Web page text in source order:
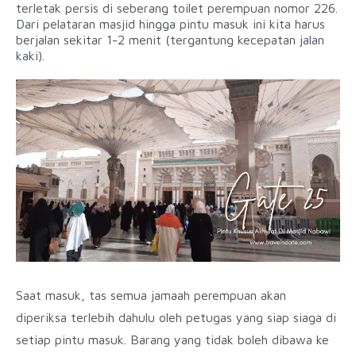
terletak persis di seberang toilet perempuan nomor 226.
Dari pelataran masjid hingga pintu masuk ini kita harus
berjalan sekitar 1-2 menit (tergantung kecepatan jalan
kaki).
Saat masuk, tas semua jamaah perempuan akan
diperiksa terlebih dahulu oleh petugas yang siap siaga di
setiap pintu masuk. Barang yang tidak boleh dibawa ke